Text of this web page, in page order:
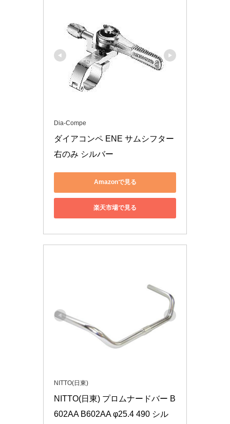
Dia-Compe
ダイアコンペ ENE サムシフター
右のみ シルバー
Amazonで見る
楽天市場で見る
NITTO(日東)
NITTO(日東) プロムナードバー B
602AA B602AA φ25.4 490 シル